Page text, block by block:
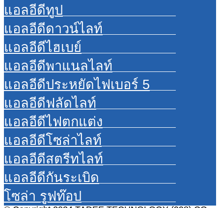
แอลอีดีทูป
แอลอีดีดาวน์ไลท์
แอลอีดีไฮเบย์
แอลอีดีพาแนลไลท์
แอลอีดีประหยัดไฟเบอร์ 5
แอลอีดีฟลัดไลท์
แอลอีดีไฟตกแต่ง
แอลอีดีโซล่าไลท์
แอลอีดีสตรีทไลท์
แอลอีดีกันระเบิด
โซล่า รูฟท๊อป